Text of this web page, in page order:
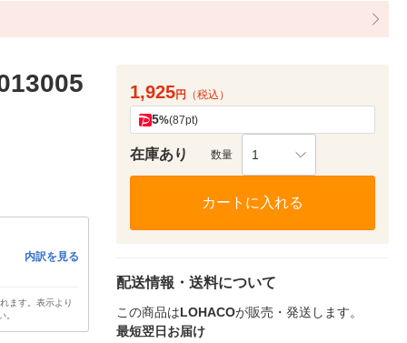
内訳を見る
ます。表示より
。
1,925円 （税込）
5%(87pt)
在庫あり 数量 1
カートに入れる
配送情報・送料について
この商品はLOHACOが販売・発送します。
最短翌日お届け